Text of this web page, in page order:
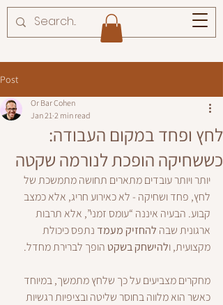
Post
לחץ ופחד במקום העבודה:
כששחיקה הופכת לנורמה שקטה
Or Bar Cohen
Jan 21 2 min read
יותר ויותר עובדים מתארים תחושה מתמשכת של
לחץ, פחד ושחיקה - לא כאירוע חריג, אלא כמצב
קבוע. הבעיה איננה “עומס זמני”, אלא תרבות
ארגונית שבה להחזיק מעמד נתפס כיכולת
מקצועית, ולהישחק בשקט הופך לברירת מחדל.
מחקרים מצביעים על כך שלחץ מתמשך, במיוחד
כאשר הוא מלווה בחוסר שליטה ובציפיות רגשיות